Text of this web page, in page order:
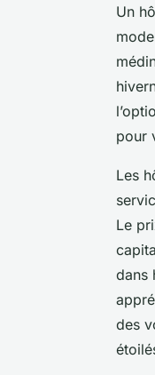
Un
pour
Les
Le
dans
des